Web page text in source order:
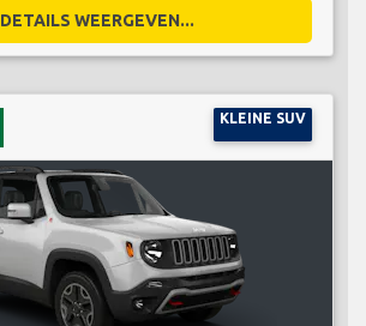
DETAILS WEERGEVEN...
KLEINE SUV